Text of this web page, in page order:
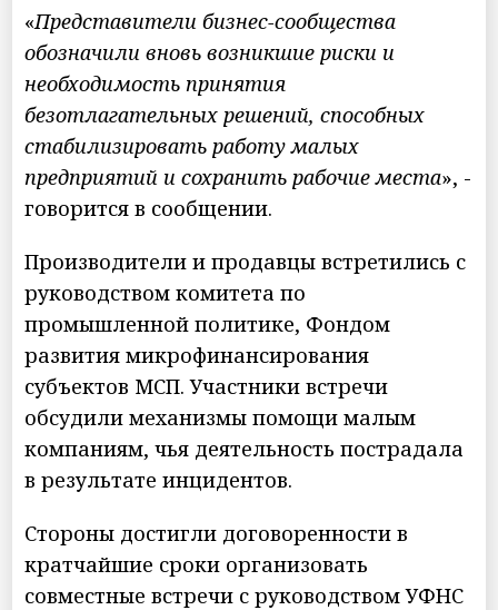
«Представители бизнес-сообщества
обозначили вновь возникшие риски и
необходимость принятия
безотлагательных решений, способных
стабилизировать работу малых
предприятий и сохранить рабочие места», -
говорится в сообщении.
Производители и продавцы встретились с
руководством комитета по
промышленной политике, Фондом
развития микрофинансирования
субъектов МСП. Участники встречи
обсудили механизмы помощи малым
компаниям, чья деятельность пострадала
в результате инцидентов.
Стороны достигли договоренности в
кратчайшие сроки организовать
совместные встречи с руководством УФНС